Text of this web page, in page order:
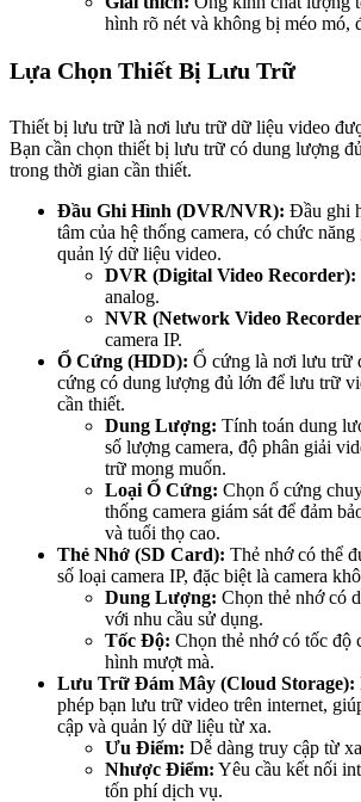
hình rõ nét và không bị méo mó,
Lựa Chọn Thiết Bị Lưu Trữ
Thiết bị lưu trữ là nơi lưu trữ dữ liệu video
Bạn cần chọn thiết bị lưu trữ có dung lượng
trong thời gian cần thiết.
Đầu Ghi Hình (DVR/NVR): Đầu ghi
tâm của hệ thống camera, có chức
quản lý dữ liệu video.
DVR (Digital Video Recorder):
analog.
NVR (Network Video
camera IP.
Ổ Cứng (HDD): Ổ cứng là nơi lưu trữ
cứng có dung lượng đủ lớn để lưu trữ
cần thiết.
Dung Lượng: Tính toán dung
số lượng camera, độ phân giải
trữ mong muốn.
Loại Ổ Cứng: Chọn ổ cứng
thống camera giám sát để đảm
và tuổi thọ cao.
Thẻ Nhớ (SD Card): Thẻ nhớ có thể
số loại camera IP, đặc biệt là camera
Dung Lượng: Chọn thẻ nhớ có
với nhu cầu sử dụng.
Tốc Độ: Chọn thẻ nhớ có tốc độ
hình mượt mà.
Lưu Trữ Đám Mây (Cloud Storage):
phép bạn lưu trữ video trên internet,
cập và quản lý dữ liệu từ xa.
Ưu Điểm: Dễ dàng truy cập từ
Nhược Điểm: Yêu cầu kết nối
tốn phí dịch vụ.